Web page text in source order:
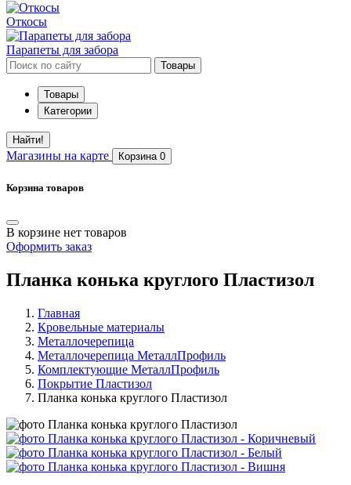
Откосы
Парапеты для забора
Товары
Товары
Категории
Найти!
Магазины на карте Корзина 0
Корзина товаров
В корзине нет товаров
Оформить заказ
Планка конька круглого Пластизол
Главная
Кровельные материалы
Металлочерепица
Металлочерепица МеталлПрофиль
Комплектующие МеталлПрофиль
Покрытие Пластизол
Планка конька круглого Пластизол